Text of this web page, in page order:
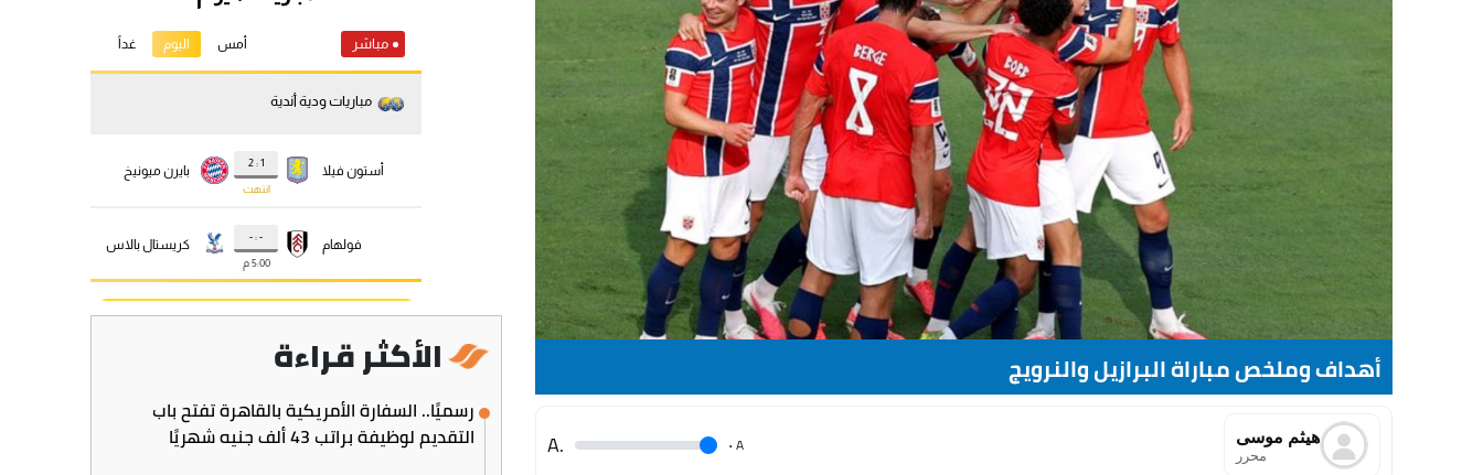
أهداف وملخص مباراة البرازيل والنرويج
هيثم موسى
محرر A
.
.A
الأكثر قراءة
رسميًا.. السفارة الأمريكية بالقاهرة تفتح باب
التقديم لوظيفة براتب 43 ألف جنيه شهريًا